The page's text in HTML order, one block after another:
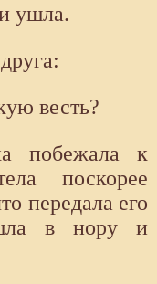
ушла.
весть?
побежала к
поскорее
передала его
в нору и